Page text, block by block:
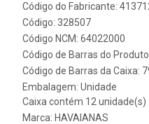
Código do Fabricante:
Código: 328507
Código NCM: 64022000
Código de Barras do
Código de Barras da Caixa:
Embalagem: Unidade
Caixa contém 12 unidade(s)
Marca: HAVAIANAS